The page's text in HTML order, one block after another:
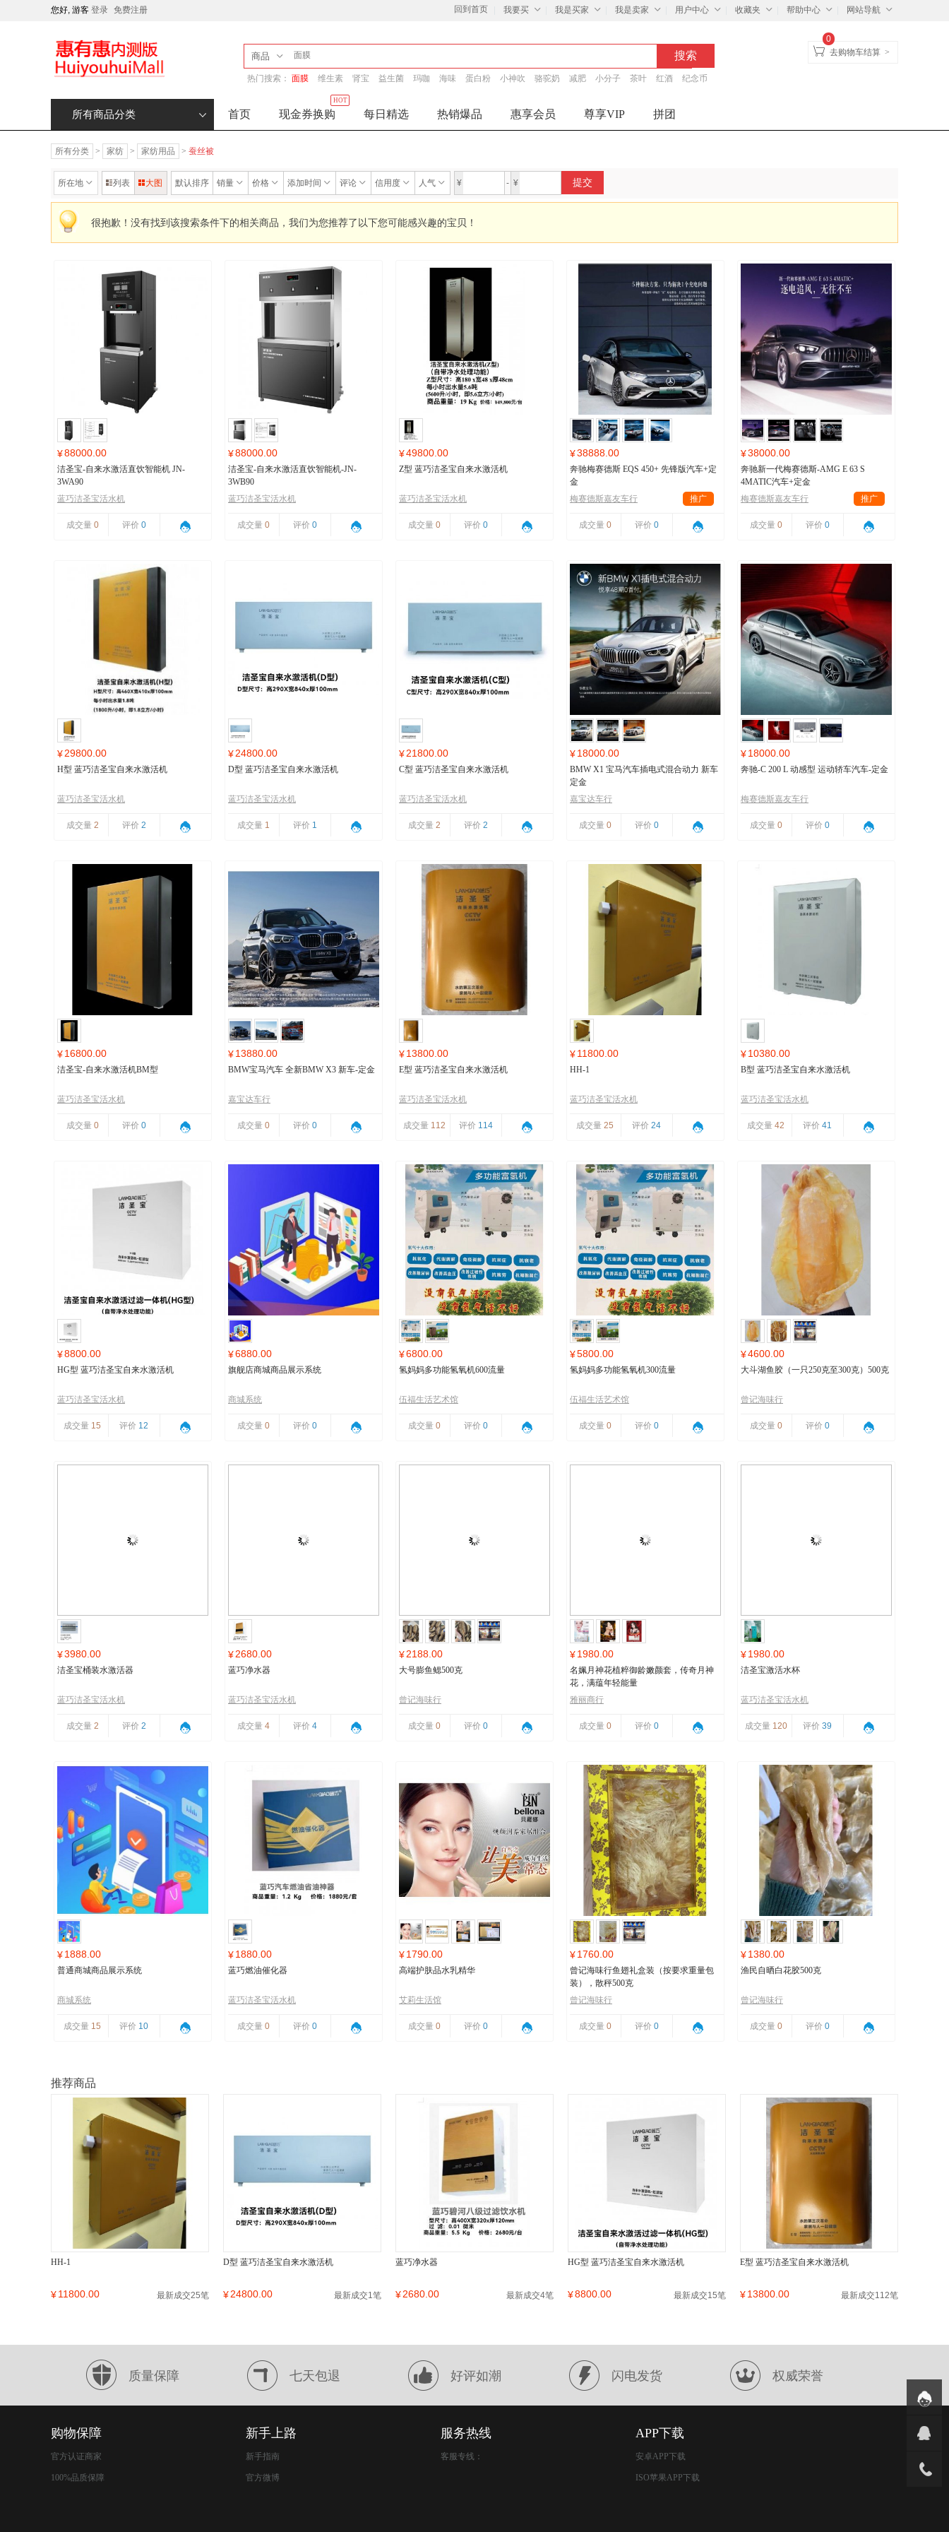
您好, 游客 登录 免费注册 回到首页 我要买 我是买家 我是卖家 用户中心 收藏夹 帮助中心 网站导航
商品
热门搜索： 面膜 维生素 肾宝 益生菌 玛咖 海味 蛋白粉 小神吹 骆驼奶 减肥 小分子 茶叶 红酒 纪念币
去购物车结算 >
0
所有商品分类 首页 现金券换购
HOT
每日精选 热销爆品 惠享会员 尊享VIP 拼团
所有分类 > 家纺 > 家纺用品 > 蚕丝被
所在地 列表 大图 默认排序 销量 价格 添加时间 评论 信用度 人气 ¥ - ¥ 提交
很抱歉！没有找到该搜索条件下的相关商品，我们为您推荐了以下您可能感兴趣的宝贝！
¥88000.00
洁圣宝-自来水激活直饮智能机 JN-
3WA90
蓝巧洁圣宝活水机
成交量 0 评价 0
¥88000.00
洁圣宝-自来水激活直饮智能机-JN-
3WB90
蓝巧洁圣宝活水机
成交量 0 评价 0
¥49800.00
Z型 蓝巧洁圣宝自来水激活机
蓝巧洁圣宝活水机
成交量 0 评价 0
¥38888.00
奔驰梅赛德斯 EQS 450+ 先锋版汽车+定
金
梅赛德斯嘉友车行
推广
成交量 0 评价 0
¥38000.00
奔驰新一代梅赛德斯-AMG E 63 S
4MATIC汽车+定金
梅赛德斯嘉友车行
推广
成交量 0 评价 0
¥29800.00
H型 蓝巧洁圣宝自来水激活机
蓝巧洁圣宝活水机
成交量 2 评价 2
¥24800.00
D型 蓝巧洁圣宝自来水激活机
蓝巧洁圣宝活水机
成交量 1 评价 1
¥21800.00
C型 蓝巧洁圣宝自来水激活机
蓝巧洁圣宝活水机
成交量 2 评价 2
¥18000.00
BMW X1 宝马汽车插电式混合动力 新车
定金
嘉宝达车行
成交量 0 评价 0
¥18000.00
奔驰-C 200 L 动感型 运动轿车汽车-定金
梅赛德斯嘉友车行
成交量 0 评价 0
¥16800.00
洁圣宝-自来水激活机BM型
蓝巧洁圣宝活水机
成交量 0 评价 0
¥13880.00
BMW宝马汽车 全新BMW X3 新车-定金
嘉宝达车行
成交量 0 评价 0
¥13800.00
E型 蓝巧洁圣宝自来水激活机
蓝巧洁圣宝活水机
成交量 112 评价 114
¥11800.00
HH-1
蓝巧洁圣宝活水机
成交量25 评价24
¥10380.00
B型 蓝巧洁圣宝自来水激活机
蓝巧洁圣宝活水机
成交量42 评价41
¥8800.00
HG型 蓝巧洁圣宝自来水激活机
蓝巧洁圣宝活水机
成交量 15 评价 12
¥6880.00
旗舰店商城商品展示系统
商城系统
成交量 0 评价 0
¥6800.00
氢妈妈多功能氢氧机600流量
伍福生活艺术馆
成交量 0 评价 0
¥5800.00
氢妈妈多功能氢氧机300流量
伍福生活艺术馆
成交量 0 评价 0
¥4600.00
大斗湖鱼胶（一只250克至300克）500克
曾记海味行
成交量 0 评价 0
¥3980.00
洁圣宝桶装水激活器
蓝巧洁圣宝活水机
成交量 2 评价 2
¥2680.00
蓝巧净水器
蓝巧洁圣宝活水机
成交量 4 评价 4
¥2188.00
大号膨鱼鳃500克
曾记海味行
成交量 0 评价 0
¥1980.00
名姵月神花植粹御龄嫩颜套，传奇月神
花，满蕴年轻能量
雅丽商行
成交量 0 评价 0
¥1980.00
洁圣宝激活水杯
蓝巧洁圣宝活水机
成交量 120 评价39
¥1888.00
普通商城商品展示系统
商城系统
成交量 15 评价 10
¥1880.00
蓝巧燃油催化器
蓝巧洁圣宝活水机
成交量 0 评价 0
¥1790.00
高端护肤品水乳精华
艾莉生活馆
成交量 0 评价 0
¥1760.00
曾记海味行鱼翅礼盒装（按要求重量包
装），散秤500克
曾记海味行
成交量 0 评价 0
¥1380.00
渔民自晒白花胶500克
曾记海味行
成交量 0 评价 0
推荐商品
HH-1
¥11800.00 最新成交25笔
D型 蓝巧洁圣宝自来水激活机
¥24800.00 最新成交1笔
蓝巧净水器
¥2680.00 最新成交4笔
HG型 蓝巧洁圣宝自来水激活机
¥8800.00 最新成交15笔
E型 蓝巧洁圣宝自来水激活机
¥13800.00 最新成交112笔
质量保障 七天包退 好评如潮 闪电发货 权威荣誉
购物保障
官方认证商家
100%品质保障
新手上路
新手指南
官方微博
服务热线
客服专线：
APP下载
安卓APP下载
ISO苹果APP下载